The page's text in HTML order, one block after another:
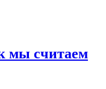
мы считаем